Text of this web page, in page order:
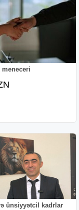
meneceri
ünsiyyətcil kadrlar